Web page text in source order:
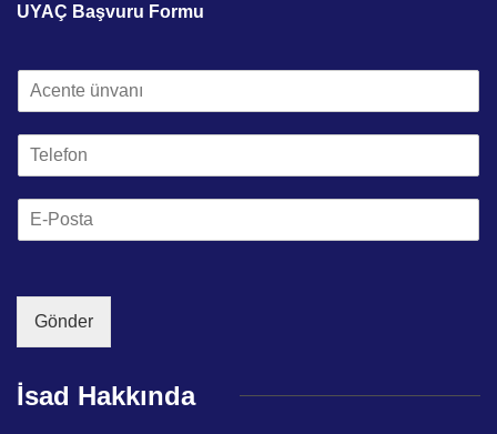
UYAÇ Başvuru Formu
n
*
*
m
l
Gönder
İsad Hakkında